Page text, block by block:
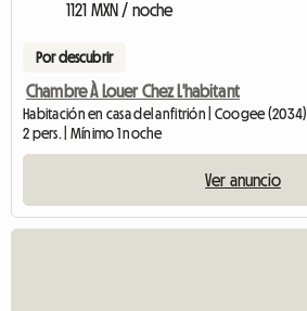
1121 MXN / noche
Por descubrir
Chambre À Louer Chez L'habitant
Habitación en casa del anfitrión | Coogee (2034)
2 pers. | Mínimo 1 noche
Ver anuncio